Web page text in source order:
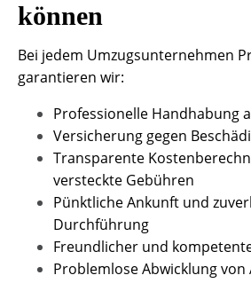
können
Bei jedem Umzugsunternehmen
garantieren wir:
Professionelle Handhabung
Versicherung gegen
Transparente
versteckte Gebühren
Pünktliche Ankunft und
Durchführung
Freundlicher und
Problemlose Abwicklung von